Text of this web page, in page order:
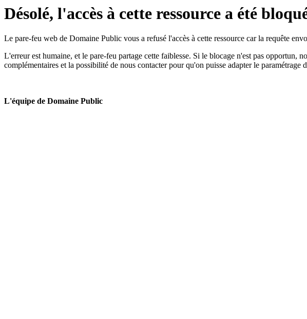
Désolé, l'accès à cette ressource a été
Le pare-feu web de Domaine Public vous a refusé l'accès à cette ressource car la requête
L'erreur est humaine, et le pare-feu partage cette faiblesse. Si le blocage n'est pas opportun,
complémentaires et la possibilité de nous contacter pour qu'on puisse adapter le paramétrage
L'équipe de Domaine Public